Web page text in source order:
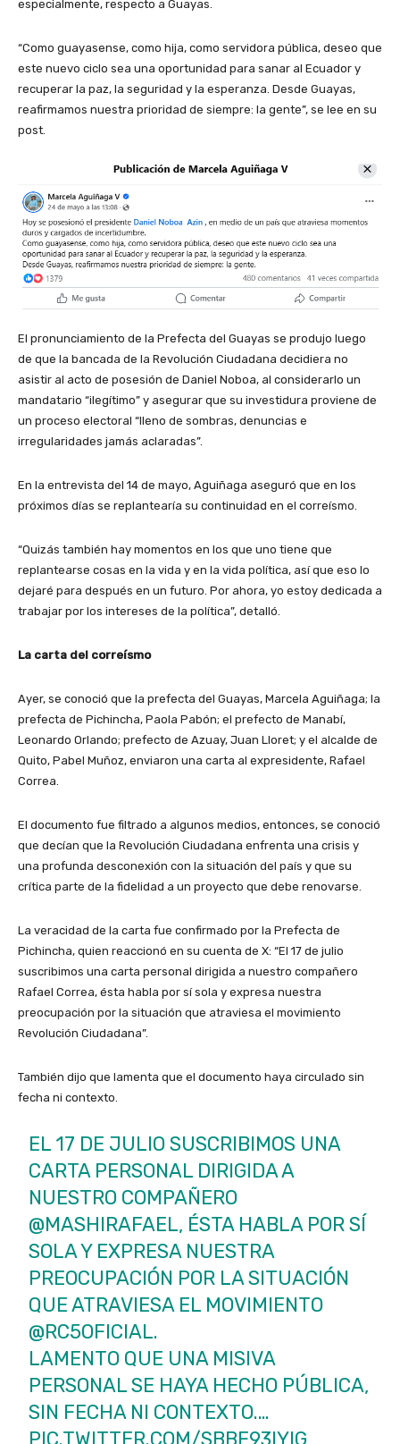
especialmente, respecto a Guayas.
“Como guayasense, como hija, como servidora pública, deseo que
este nuevo ciclo sea una oportunidad para sanar al Ecuador y
recuperar la paz, la seguridad y la esperanza. Desde Guayas,
reafirmamos nuestra prioridad de siempre: la gente”, se lee en su
post.
El pronunciamiento de la Prefecta del Guayas se produjo luego
de que la bancada de la Revolución Ciudadana decidiera no
asistir al acto de posesión de Daniel Noboa, al considerarlo un
mandatario “ilegítimo” y asegurar que su investidura proviene de
un proceso electoral “lleno de sombras, denuncias e
irregularidades jamás aclaradas”.
En la entrevista del 14 de mayo, Aguiñaga aseguró que en los
próximos días se replantearía su continuidad en el correísmo.
“Quizás también hay momentos en los que uno tiene que
replantearse cosas en la vida y en la vida política, así que eso lo
dejaré para después en un futuro. Por ahora, yo estoy dedicada a
trabajar por los intereses de la política”, detalló.
La carta del correísmo
Ayer, se conoció que la prefecta del Guayas, Marcela Aguiñaga; la
prefecta de Pichincha, Paola Pabón; el prefecto de Manabí,
Leonardo Orlando; prefecto de Azuay, Juan Lloret; y el alcalde de
Quito, Pabel Muñoz, enviaron una carta al expresidente, Rafael
Correa.
El documento fue filtrado a algunos medios, entonces, se conoció
que decían que la Revolución Ciudadana enfrenta una crisis y
una profunda desconexión con la situación del país y que su
crítica parte de la fidelidad a un proyecto que debe renovarse.
La veracidad de la carta fue confirmado por la Prefecta de
Pichincha, quien reaccionó en su cuenta de X: “El 17 de julio
suscribimos una carta personal dirigida a nuestro compañero
Rafael Correa, ésta habla por sí sola y expresa nuestra
preocupación por la situación que atraviesa el movimiento
Revolución Ciudadana”.
También dijo que lamenta que el documento haya circulado sin
fecha ni contexto.
EL 17 DE JULIO SUSCRIBIMOS UNA
CARTA PERSONAL DIRIGIDA A
NUESTRO COMPAÑERO
@MASHIRAFAEL, ÉSTA HABLA POR SÍ
SOLA Y EXPRESA NUESTRA
PREOCUPACIÓN POR LA SITUACIÓN
QUE ATRAVIESA EL MOVIMIENTO
@RC5OFICIAL.
LAMENTO QUE UNA MISIVA
PERSONAL SE HAYA HECHO PÚBLICA,
SIN FECHA NI CONTEXTO.…
PIC.TWITTER.COM/SBBF93IYIG